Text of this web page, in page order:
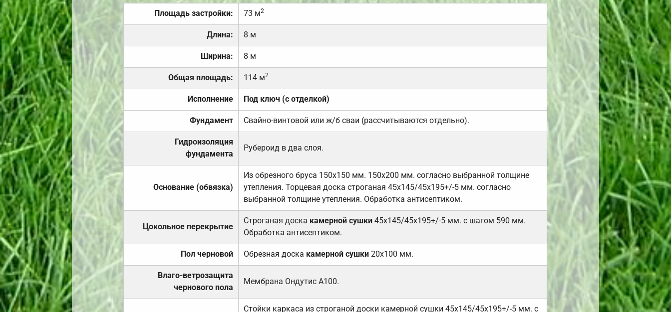
Площадь застройки: 73 м2
Длина: 8 м
Ширина: 8 м
Общая площадь: 114 м2
Исполнение Под ключ (с отделкой)
Фундамент Свайно-винтовой или ж/б сваи (рассчитываются отдельно).
Гидроизоляция
фундамента
Рубероид в два слоя.
Основание (обвязка)
Из обрезного бруса 150х150 мм. 150х200 мм. согласно выбранной толщине
утепления. Торцевая доска строганая 45х145/45х195+/-5 мм. согласно
выбранной толщине утепления. Обработка антисептиком.
Цокольное перекрытие
Строганая доска камерной сушки 45х145/45х195+/-5 мм. с шагом 590 мм.
Обработка антисептиком.
Пол черновой Обрезная доска камерной сушки20х100 мм.
Влаго-ветрозащита
чернового пола
Мембрана Ондутис А100.
Стойки каркаса из строганой доски камерной сушки 45х145/45х195+/-5 мм. с